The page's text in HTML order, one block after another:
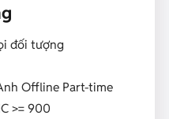
đối tượng
Offline Part-time
>= 900